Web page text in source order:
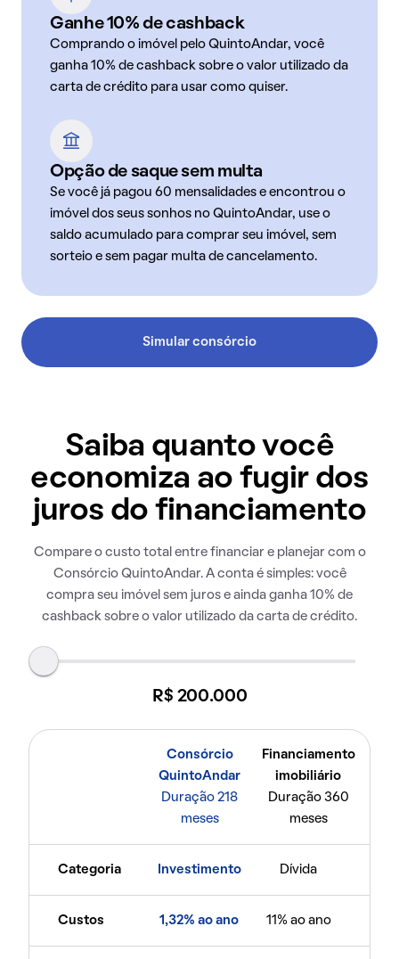
Ganhe 10% de cashback
Comprando o imóvel pelo QuintoAndar, você
ganha 10% de cashback sobre o valor utilizado da
carta de crédito para usar como quiser.
Opção de saque sem multa
Se você já pagou 60 mensalidades e encontrou o
imóvel dos seus sonhos no QuintoAndar, use o
saldo acumulado para comprar seu imóvel, sem
sorteio e sem pagar multa de cancelamento.
Simular consórcio
Saiba quanto você
economiza ao fugir dos
juros do financiamento
Compare o custo total entre financiar e planejar com o
Consórcio QuintoAndar. A conta é simples: você
compra seu imóvel sem juros e ainda ganha 10% de
cashback sobre o valor utilizado da carta de crédito.
R$ 200.000
Consórcio
QuintoAndar
Duração 218
meses
Financiamento
imobiliário
Duração 360
meses
Categoria Investimento Dívida
Custos 1,32% ao ano 11% ao ano